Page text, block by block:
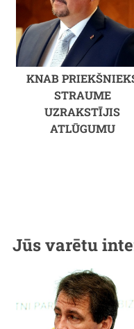
KNAB
STRAUME
UZRAKSTĪJIS
ATLŪGUMU
Jūs varētu